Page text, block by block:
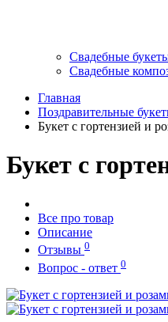
Свадебные
Свадебные
Главная
Поздравительные
Букет с гортензией и
Букет с
Все про товар
Описание
Отзывы 0
Вопрос - ответ 0